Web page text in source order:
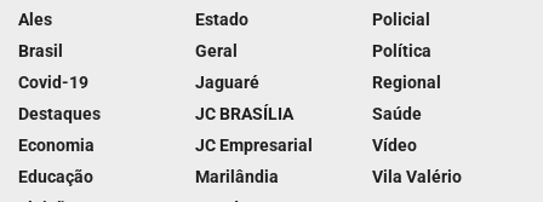
Ales
Brasil
Covid-19
Destaques
Economia
Educação
Estado
Geral
Jaguaré
JC BRASÍLIA
JC Empresarial
Marilândia
Policial
Política
Regional
Saúde
Vídeo
Vila Valério